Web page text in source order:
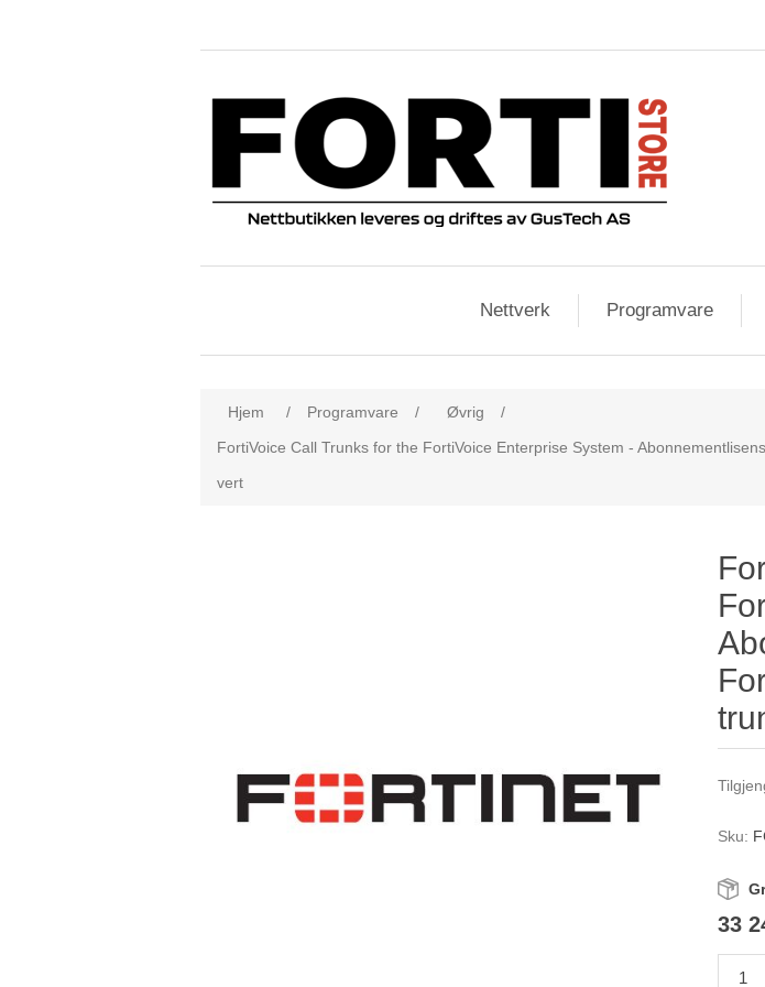
Nettverk Programvare
Hjem / Programvare / Øvrig
/
FortiVoice Call Trunks for the FortiVoice Enterprise System -
vert
Sku:
33